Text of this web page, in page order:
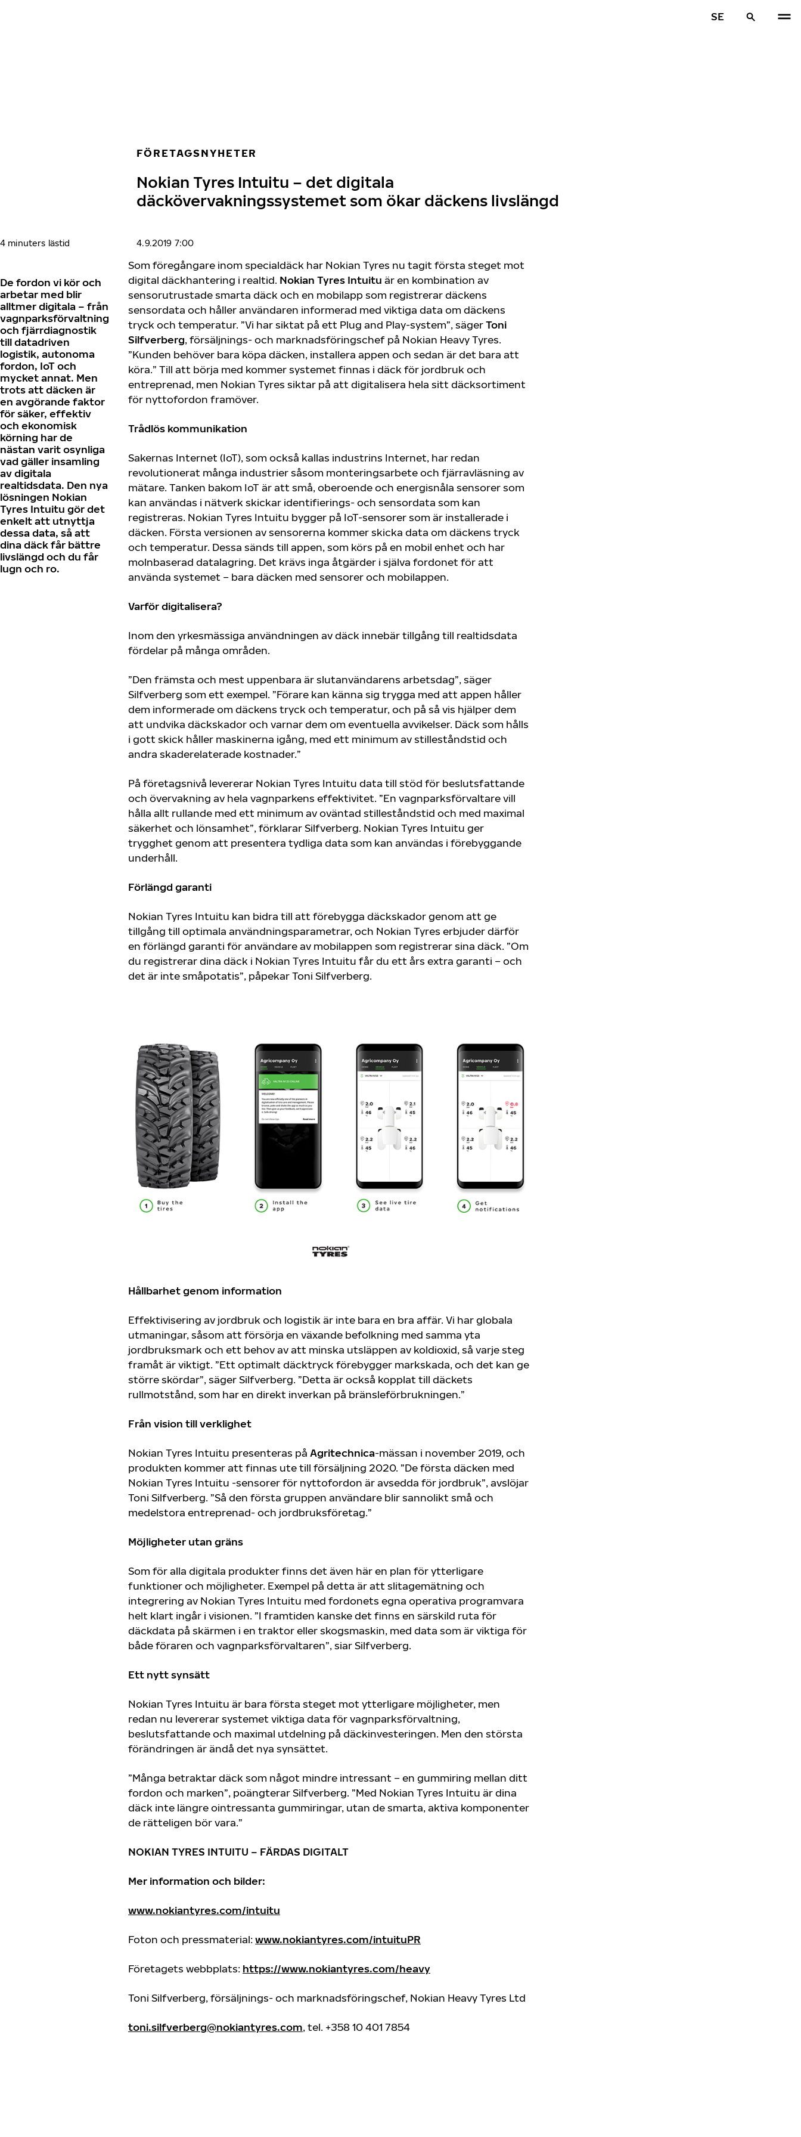
SE
FÖRETAGSNYHETER
Nokian Tyres Intuitu – det digitala
däckövervakningssystemet som ökar däckens livslängd
4 minuters lästid 4.9.2019 7:00
De fordon vi kör och
arbetar med blir
alltmer digitala – från
vagnparksförvaltning
och fjärrdiagnostik
till datadriven
logistik, autonoma
fordon, IoT och
mycket annat. Men
trots att däcken är
en avgörande faktor
för säker, effektiv
och ekonomisk
körning har de
nästan varit osynliga
vad gäller insamling
av digitala
realtidsdata. Den nya
lösningen Nokian
Tyres Intuitu gör det
enkelt att utnyttja
dessa data, så att
dina däck får bättre
livslängd och du får
lugn och ro.
Som föregångare inom specialdäck har Nokian Tyres nu tagit första steget mot
digital däckhantering i realtid. Nokian Tyres Intuitu är en kombination av
sensorutrustade smarta däck och en mobilapp som registrerar däckens
sensordata och håller användaren informerad med viktiga data om däckens
tryck och temperatur. ”Vi har siktat på ett Plug and Play-system”, sägerToni
Silfverberg, försäljnings- och marknadsföringschef på Nokian Heavy Tyres.
”Kunden behöver bara köpa däcken, installera appen och sedan är det bara att
köra.” Till att börja med kommer systemet finnas i däck för jordbruk och
entreprenad, men Nokian Tyres siktar på att digitalisera hela sitt däcksortiment
för nyttofordon framöver.
Trådlös kommunikation
Sakernas Internet (IoT), som också kallas industrins Internet, har redan
revolutionerat många industrier såsom monteringsarbete och fjärravläsning av
mätare. Tanken bakom IoT är att små, oberoende och energisnåla sensorer som
kan användas i nätverk skickar identifierings- och sensordata som kan
registreras. Nokian Tyres Intuitu bygger på IoT-sensorer som är installerade i
däcken. Första versionen av sensorerna kommer skicka data om däckens tryck
och temperatur. Dessa sänds till appen, som körs på en mobil enhet och har
molnbaserad datalagring. Det krävs inga åtgärder i själva fordonet för att
använda systemet – bara däcken med sensorer och mobilappen.
Varför digitalisera?
Inom den yrkesmässiga användningen av däck innebär tillgång till realtidsdata
fördelar på många områden.
”Den främsta och mest uppenbara är slutanvändarens arbetsdag”, säger
Silfverberg som ett exempel. ”Förare kan känna sig trygga med att appen håller
dem informerade om däckens tryck och temperatur, och på så vis hjälper dem
att undvika däckskador och varnar dem om eventuella avvikelser. Däck som hålls
i gott skick håller maskinerna igång, med ett minimum av stilleståndstid och
andra skaderelaterade kostnader.”
På företagsnivå levererar Nokian Tyres Intuitu data till stöd för beslutsfattande
och övervakning av hela vagnparkens effektivitet. ”En vagnparksförvaltare vill
hålla allt rullande med ett minimum av oväntad stilleståndstid och med maximal
säkerhet och lönsamhet”, förklarar Silfverberg. Nokian Tyres Intuitu ger
trygghet genom att presentera tydliga data som kan användas i förebyggande
underhåll.
Förlängd garanti
Nokian Tyres Intuitu kan bidra till att förebygga däckskador genom att ge
tillgång till optimala användningsparametrar, och Nokian Tyres erbjuder därför
en förlängd garanti för användare av mobilappen som registrerar sina däck. ”Om
du registrerar dina däck i Nokian Tyres Intuitu får du ett års extra garanti – och
det är inte småpotatis”, påpekar Toni Silfverberg.
Hållbarhet genom information
Effektivisering av jordbruk och logistik är inte bara en bra affär. Vi har globala
utmaningar, såsom att försörja en växande befolkning med samma yta
jordbruksmark och ett behov av att minska utsläppen av koldioxid, så varje steg
framåt är viktigt. ”Ett optimalt däcktryck förebygger markskada, och det kan ge
större skördar”, säger Silfverberg. ”Detta är också kopplat till däckets
rullmotstånd, som har en direkt inverkan på bränsleförbrukningen.”
Från vision till verklighet
Nokian Tyres Intuitu presenteras på Agritechnica-mässan i november 2019, och
produkten kommer att finnas ute till försäljning 2020. ”De första däcken med
Nokian Tyres Intuitu -sensorer för nyttofordon är avsedda för jordbruk”, avslöjar
Toni Silfverberg. ”Så den första gruppen användare blir sannolikt små och
medelstora entreprenad- och jordbruksföretag.”
Möjligheter utan gräns
Som för alla digitala produkter finns det även här en plan för ytterligare
funktioner och möjligheter. Exempel på detta är att slitagemätning och
integrering av Nokian Tyres Intuitu med fordonets egna operativa programvara
helt klart ingår i visionen. ”I framtiden kanske det finns en särskild ruta för
däckdata på skärmen i en traktor eller skogsmaskin, med data som är viktiga för
både föraren och vagnparksförvaltaren”, siar Silfverberg.
Ett nytt synsätt
Nokian Tyres Intuitu är bara första steget mot ytterligare möjligheter, men
redan nu levererar systemet viktiga data för vagnparksförvaltning,
beslutsfattande och maximal utdelning på däckinvesteringen. Men den största
förändringen är ändå det nya synsättet.
”Många betraktar däck som något mindre intressant – en gummiring mellan ditt
fordon och marken”, poängterar Silfverberg. ”Med Nokian Tyres Intuitu är dina
däck inte längre ointressanta gummiringar, utan de smarta, aktiva komponenter
de rätteligen bör vara.”
NOKIAN TYRES INTUITU – FÄRDAS DIGITALT
Mer information och bilder:
www.nokiantyres.com/intuitu
Foton och pressmaterial:www.nokiantyres.com/intuituPR
Företagets webbplats: https://www.nokiantyres.com/heavy
Toni Silfverberg, försäljnings- och marknadsföringschef, Nokian Heavy Tyres Ltd
toni.silfverberg@nokiantyres.com, tel. +358 10 401 7854